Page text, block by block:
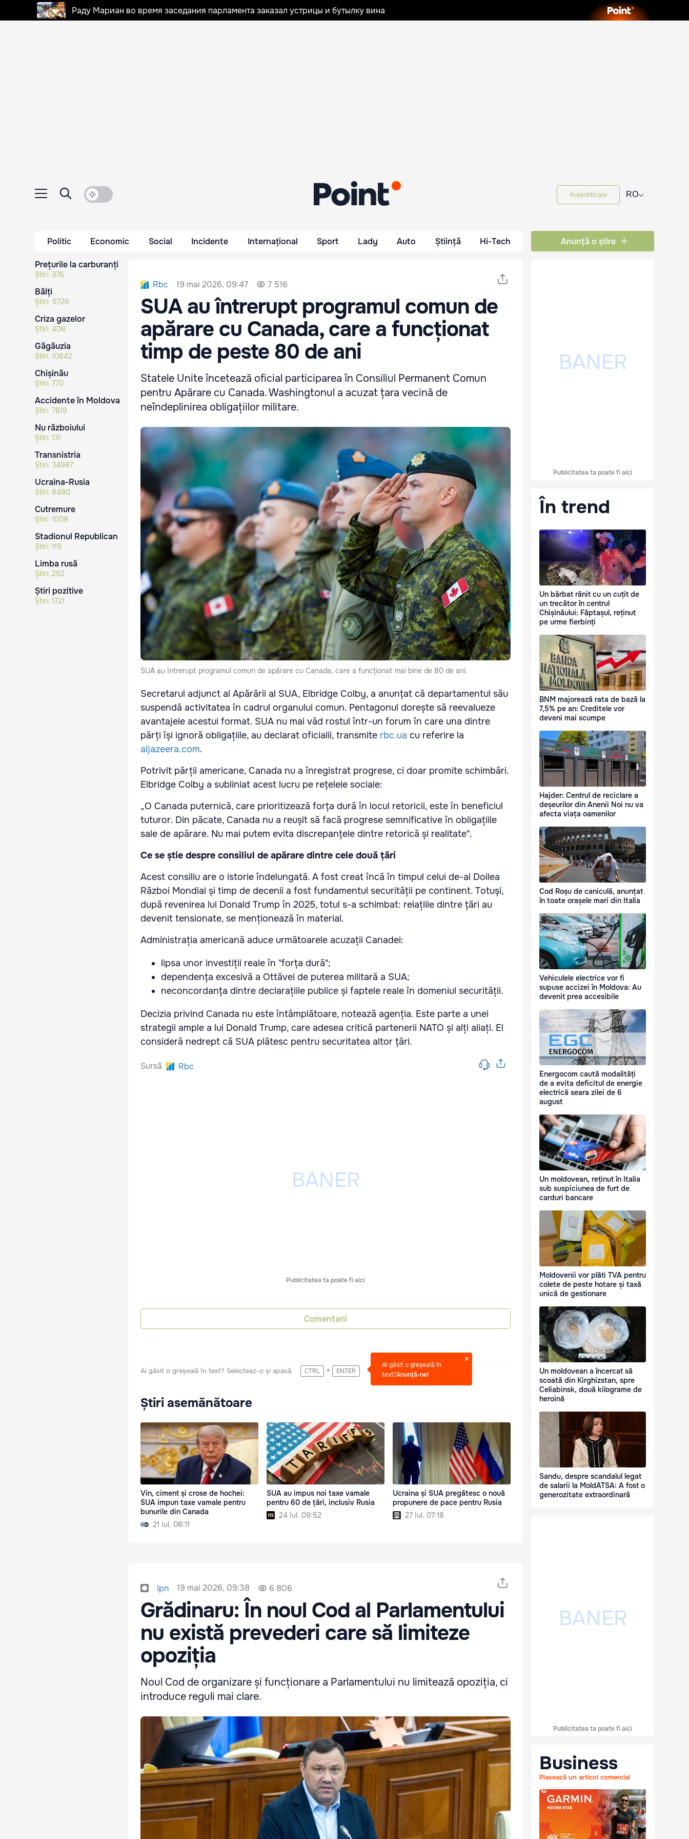
Раду Мариан во время заседания парламента заказал устрицы и бутылку вина
Autentificare RO⌵
Politic Economic Social Incidente Internațional Sport Lady Auto Știință Hi-Tech Anunță o știre
Prețurile la carburanți
Știri: 376
Bălți
Știri: 5726
Criza gazelor
Știri: 406
Găgăuzia
Știri: 10842
Chișinău
Știri: 770
Accidente în Moldova
Știri: 7819
Nu războiului
Știri: 131
Transnistria
Știri: 34987
Ucraina-Rusia
Știri: 8490
Cutremure
Știri: 1009
Stadionul Republican
Știri: 119
Limba rusă
Știri: 292
Știri pozitive
Știri: 1721
Rbc 19 mai 2026, 09:47 7 516
SUA au întrerupt programul comun de
apărare cu Canada, care a funcționat
timp de peste 80 de ani
Statele Unite încetează oficial participarea în Consiliul Permanent Comun
pentru Apărare cu Canada. Washingtonul a acuzat țara vecină de
neîndeplinirea obligațiilor militare.
SUA au întrerupt programul comun de apărare cu Canada, care a funcționat mai bine de 80 de ani.
Secretarul adjunct al Apărării al SUA, Elbridge Colby, a anunțat că departamentul său
suspendă activitatea în cadrul organului comun. Pentagonul dorește să reevalueze
avantajele acestui format. SUA nu mai văd rostul într-un forum în care una dintre
părți își ignoră obligațiile, au declarat oficialii, transmite rbc.ua cu referire la
aljazeera.com.
Potrivit părții americane, Canada nu a înregistrat progrese, ci doar promite schimbări.
Elbridge Colby a subliniat acest lucru pe rețelele sociale:
„O Canada puternică, care prioritizează forța dură în locul retoricii, este în beneficiul
tuturor. Din păcate, Canada nu a reușit să facă progrese semnificative în obligațiile
sale de apărare. Nu mai putem evita discrepanțele dintre retorică și realitate".
Ce se știe despre consiliul de apărare dintre cele două țări
Acest consiliu are o istorie îndelungată. A fost creat încă în timpul celui de-al Doilea
Război Mondial și timp de decenii a fost fundamentul securității pe continent. Totuși,
după revenirea lui Donald Trump în 2025, totul s-a schimbat: relațiile dintre țări au
devenit tensionate, se menționează în material.
Administrația americană aduce următoarele acuzații Canadei:
lipsa unor investiții reale în "forța dură";
dependența excesivă a Ottăvei de puterea militară a SUA;
neconcordanța dintre declarațiile publice și faptele reale în domeniul securității.
Decizia privind Canada nu este întâmplătoare, notează agenția. Este parte a unei
strategii ample a lui Donald Trump, care adesea critică partenerii NATO și alți aliați. El
consideră nedrept că SUA plătesc pentru securitatea altor țări.
Sursă Rbc
Publicitatea ta poate fi aici
Comentarii
Ai găsit o greșeală în text? Selecteaz-o și apasă CTRL + ENTER
Ai găsit o greșeală în
text?Anunță-ne!
Știri asemănătoare
Vin, ciment și crose de hochei:
SUA impun taxe vamale pentru
bunurile din Canada
21 Iul. 08:11
SUA au impus noi taxe vamale
pentru 60 de țări, inclusiv Rusia
24 Iul. 09:52
Ucraina și SUA pregătesc o nouă
propunere de pace pentru Rusia
27 Iul. 07:18
Ipn 19 mai 2026, 09:38 6 806
Grădinaru: În noul Cod al Parlamentului
nu există prevederi care să limiteze
opoziția
Noul Cod de organizare și funcționare a Parlamentului nu limitează opoziția, ci
introduce reguli mai clare.
Publicitatea ta poate fi aici
În trend
Un bărbat rănit cu un cuțit de
un trecător în centrul
Chișinăului: Făptașul, reținut
pe urme fierbinți
BNM majorează rata de bază la
7,5% pe an: Creditele vor
deveni mai scumpe
Hajder: Centrul de reciclare a
deșeurilor din Anenii Noi nu va
afecta viața oamenilor
Cod Roșu de caniculă, anunțat
în toate orașele mari din Italia
Vehiculele electrice vor fi
supuse accizei în Moldova: Au
devenit prea accesibile
Energocom caută modalități
de a evita deficitul de energie
electrică seara zilei de 6
august
Un moldovean, reținut în Italia
sub suspiciunea de furt de
carduri bancare
Moldovenii vor plăti TVA pentru
colete de peste hotare și taxă
unică de gestionare
Un moldovean a încercat să
scoată din Kirghizstan, spre
Celiabinsk, două kilograme de
heroină
Sandu, despre scandalul legat
de salarii la MoldATSA: A fost o
generozitate extraordinară
Publicitatea ta poate fi aici
Business
Plasează un articol comercial